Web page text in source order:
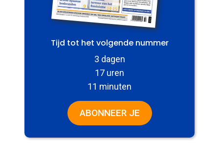
Tijd tot het volgende nummer
3 dagen
17 uren
11 minuten
ABONNEER JE